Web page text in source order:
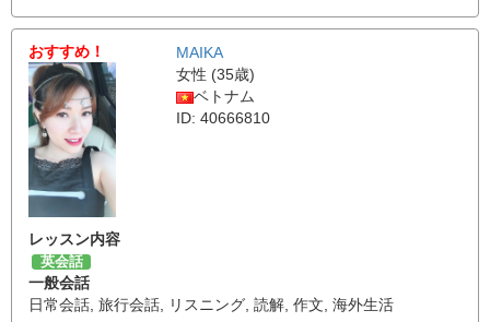
おすすめ！
MAIKA
女性 (35歳)
ベトナム
ID: 40666810
レッスン内容
英会話
一般会話
日常会話, 旅行会話, リスニング, 読解, 作文, 海外生活